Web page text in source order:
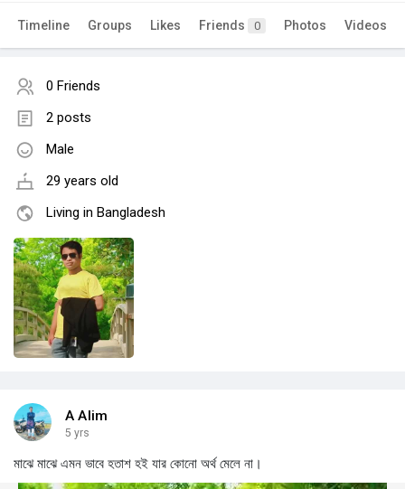
Timeline Groups Likes Friends 0 Photos Videos
0 Friends
2 posts
Male
29 years old
Living in Bangladesh
A Alim
5 yrs
মাঝে মাঝে এমন ভাবে হতাশ হই যার কোনো অর্থ মেলে না।